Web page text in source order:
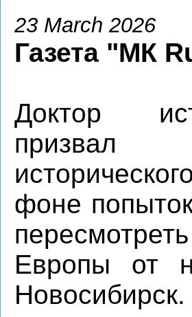
23 March 2026
Газета "МК
Доктор
призвал
фоне
Европы от
Новосибирск.